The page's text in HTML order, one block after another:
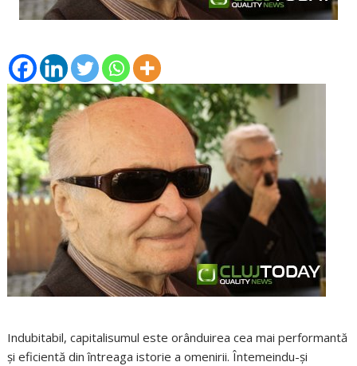
Indubitabil, capitalisumul este orânduirea cea mai performantă
și eficientă din întreaga istorie a omenirii. Întemeindu-și